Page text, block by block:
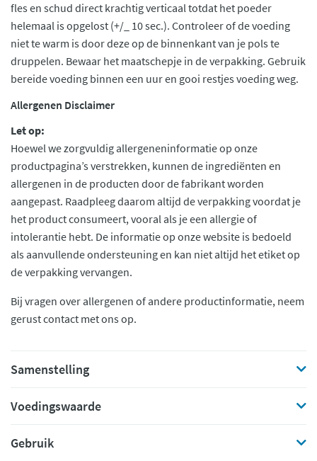
fles en schud direct krachtig verticaal totdat het poeder
helemaal is opgelost (+/_ 10 sec.). Controleer of de voeding
niet te warm is door deze op de binnenkant van je pols te
druppelen. Bewaar het maatschepje in de verpakking. Gebruik
bereide voeding binnen een uur en gooi restjes voeding weg.
Allergenen Disclaimer
Let op:
Hoewel we zorgvuldig allergeneninformatie op onze
productpagina’s verstrekken, kunnen de ingrediënten en
allergenen in de producten door de fabrikant worden
aangepast. Raadpleeg daarom altijd de verpakking voordat je
het product consumeert, vooral als je een allergie of
intolerantie hebt. De informatie op onze website is bedoeld
als aanvullende ondersteuning en kan niet altijd het etiket op
de verpakking vervangen.
Bij vragen over allergenen of andere productinformatie, neem
gerust contact met ons op.
Samenstelling
Voedingswaarde
Gebruik